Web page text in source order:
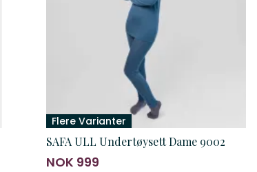
Flere Varianter
SAFA ULL Undertøysett Dame 9002
NOK 999